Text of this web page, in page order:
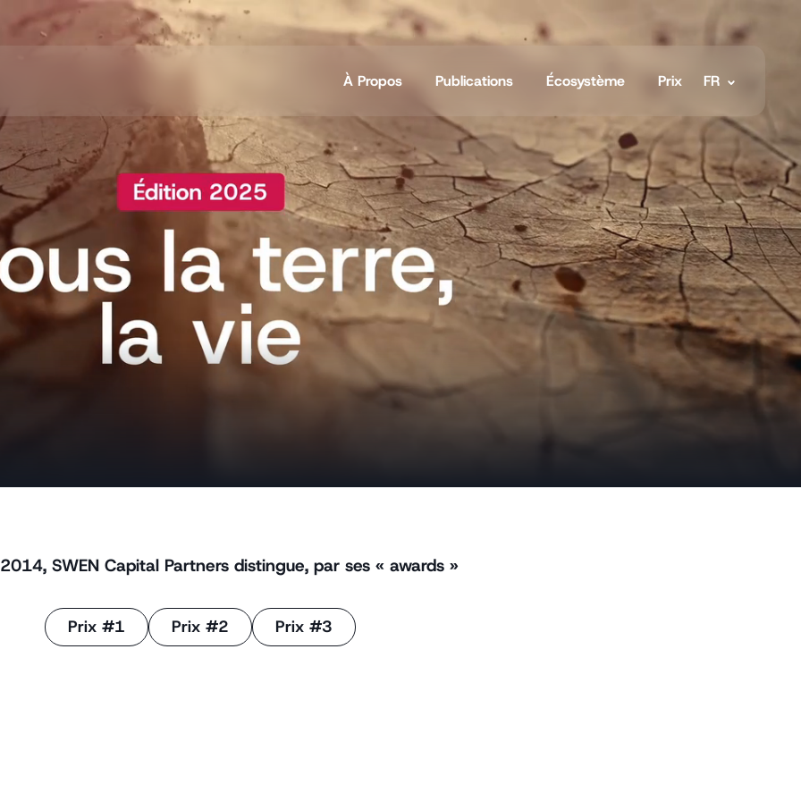
À Propos
Publications Écosystème Prix FR
SWEN Capital Partners distingue, par ses « awards »
Prix #1 Prix #2 Prix #3